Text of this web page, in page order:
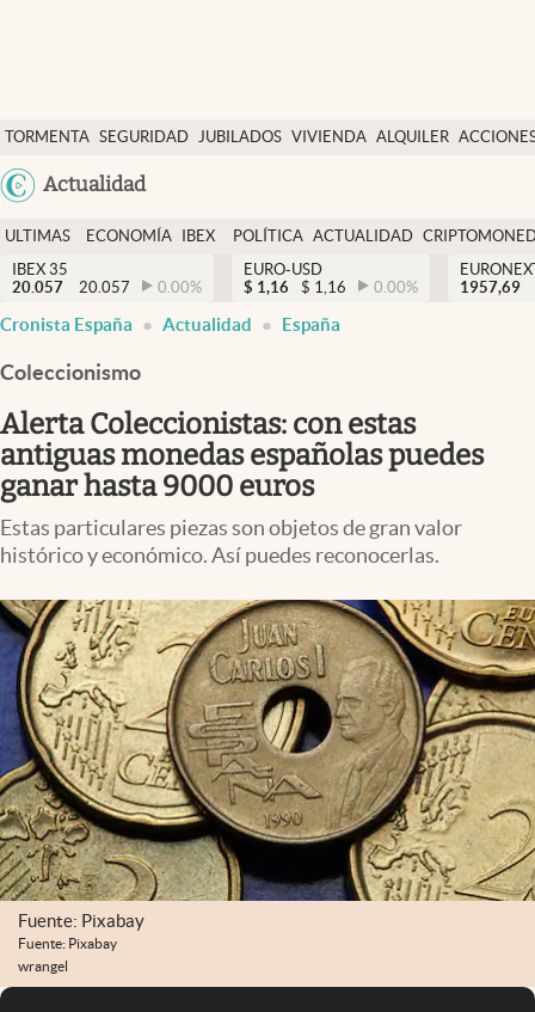
TORMENTA SEGURIDAD JUBILADOS VIVIENDA ALQUILER
USA
Actualidad
Economía y finanzas
Política
Actualidad
Criptomonedas
España
ULTIMAS
NOTICIAS
ECONOMÍA
FINANZAS
IBEX
EURO
POLÍTICA ACTUALIDAD
IBEX 35
20.057
20.057 0.00%
EURO-USD
$ 1,16 $ 1,16 0.00%
1957,69
Cronista España Actualidad España
Coleccionismo
Alerta Coleccionistas: con estas
antiguas monedas españolas puedes
ganar hasta 9000 euros
Estas particulares piezas son objetos de gran valor
histórico y económico. Así puedes reconocerlas.
Fuente: Pixabay
Fuente: Pixabay
wrangel